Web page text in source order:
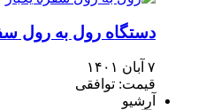
دستگاه رول به رول
۷ آبان ۱۴۰۱
قیمت: توافقی
آرشیو